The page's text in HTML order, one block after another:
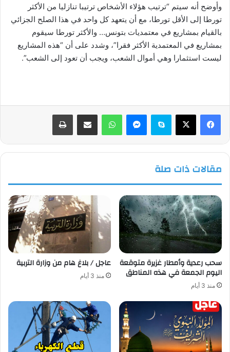
وأوضح أنه سيتم “ترتيب هؤلاء الأشخاص ترتيبا تنازليا من الأكثر
تورطا إلى الأقل تورطا، مع أن يتعهد كل واحد في هذا الصلح الجزائي
بالقيام بمشاريع في معتمديات بتونس… والأكثر تورطا سيقوم
بمشاريع في المعتمدية الأكثر فقرا”، وشدد على أن “هذه المشاريع
ليست استثمارا وهي أموال الشعب، ويجب أن تعود إلى الشعب”.
فيسبوك سكايب واتساب
مقالات ذات صلة
سحب رعدية وأمطار غزيرة متوقعة
اليوم الجمعة في هذه المناطق
منذ 3 أيام
عاجل / بلاغ هام من وزارة التربية
منذ 3 أيام